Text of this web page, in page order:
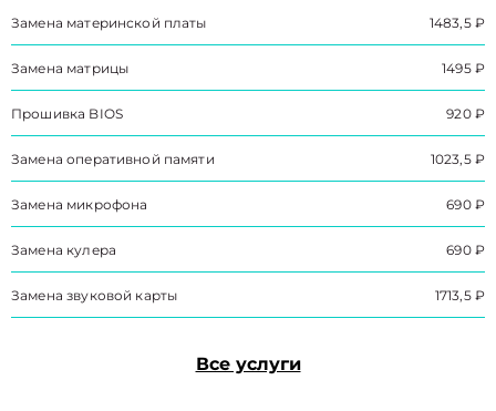
Замена материнской платы 1483,5 ₽
Замена матрицы 1495 ₽
Прошивка BIOS 920 ₽
Замена оперативной памяти 1023,5 ₽
Замена микрофона 690 ₽
Замена кулера 690 ₽
Замена звуковой карты 1713,5 ₽
Все услуги